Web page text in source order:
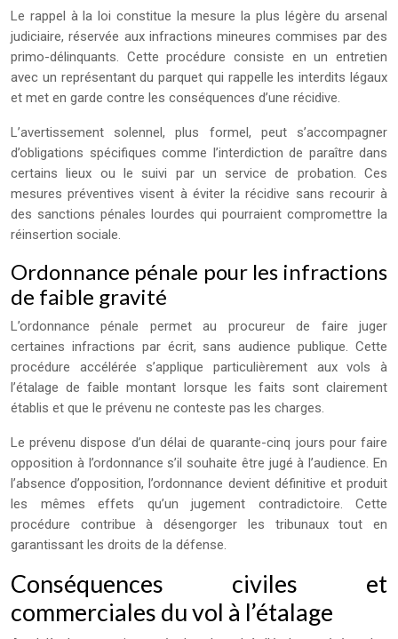
Le rappel à la loi constitue la mesure la plus légère du arsenal
judiciaire, réservée aux infractions mineures commises par des
primo-délinquants. Cette procédure consiste en un entretien
avec un représentant du parquet qui rappelle les interdits légaux
et met en garde contre les conséquences d’une récidive.
L’avertissement solennel, plus formel, peut s’accompagner
d’obligations spécifiques comme l’interdiction de paraître dans
certains lieux ou le suivi par un service de probation. Ces
mesures préventives visent à éviter la récidive sans recourir à
des sanctions pénales lourdes qui pourraient compromettre la
réinsertion sociale.
Ordonnance pénale pour les infractions
de faible gravité
L’ordonnance pénale permet au procureur de faire juger
certaines infractions par écrit, sans audience publique. Cette
procédure accélérée s’applique particulièrement aux vols à
l’étalage de faible montant lorsque les faits sont clairement
établis et que le prévenu ne conteste pas les charges.
Le prévenu dispose d’un délai de quarante-cinq jours pour faire
opposition à l’ordonnance s’il souhaite être jugé à l’audience. En
l’absence d’opposition, l’ordonnance devient définitive et produit
les mêmes effets qu’un jugement contradictoire. Cette
procédure contribue à désengorger les tribunaux tout en
garantissant les droits de la défense.
Conséquences civiles et
commerciales du vol à l’étalage